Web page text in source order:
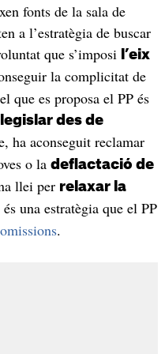
fonts de la sala de
a l’estratègia de buscar
que s’imposi l’eix
la complicitat de
que es proposa el PP és
legislar des de
ha aconseguit reclamar
o la deflactació de
llei per relaxar la
una estratègia que el PP
.